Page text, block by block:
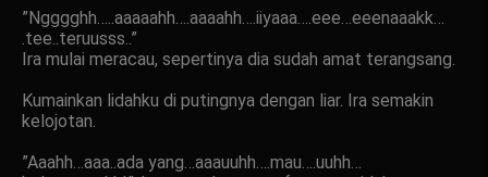
”Ngggghh…..aaaaahh….aaaahh….iiyaaa….eee…eeenaaakk…
.tee..teruusss..”
Ira mulai meracau, sepertinya dia sudah amat terangsang.
Kumainkan lidahku di putingnya dengan liar. Ira semakin
kelojotan.
”Aaahh…aaa..ada yang…aaauuhh….mau….uuhh…